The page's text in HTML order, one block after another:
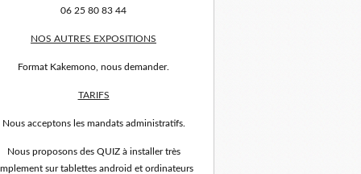
06 25 80 83 44
NOS AUTRES EXPOSITIONS
Format Kakemono, nous demander.
TARIFS
Nous acceptons les mandats administratifs.
Nous proposons des QUIZ à installer très
sur tablettes android et ordinateurs